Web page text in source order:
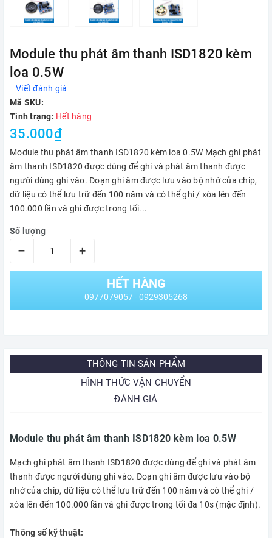
Module thu phát âm thanh ISD1820 kèm
loa 0.5W
Viết đánh giá
Mã SKU:
Tình trạng: Hết hàng
35.000₫
Module thu phát âm thanh ISD1820 kèm loa 0.5W Mạch ghi phát
âm thanh ISD1820 được dùng để ghi và phát âm thanh được
người dùng ghi vào. Đoạn ghi âm được lưu vào bộ nhớ của chip,
dữ liệu có thể lưu trữ đến 100 năm và có thể ghi / xóa lên đến
100.000 lần và ghi được trong tối...
Số lượng
– +
HẾT HÀNG
0977079057 - 0929305268
THÔNG TIN SẢN PHẨM
HÌNH THỨC VẬN CHUYỂN
ĐÁNH GIÁ
Module thu phát âm thanh ISD1820 kèm loa 0.5W
Mạch ghi phát âm thanh ISD1820 được dùng để ghi và phát âm
thanh được người dùng ghi vào. Đoạn ghi âm được lưu vào bộ
nhớ của chip, dữ liệu có thể lưu trữ đến 100 năm và có thể ghi /
xóa lên đến 100.000 lần và ghi được trong tối đa 10s (mặc định).
Thông số kỹ thuật: